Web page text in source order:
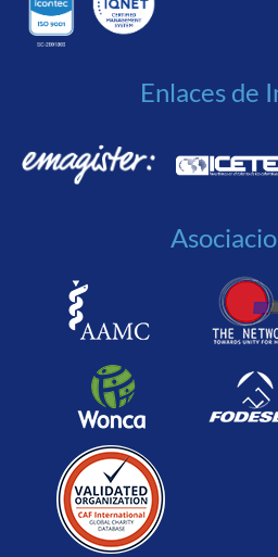
Enlaces de